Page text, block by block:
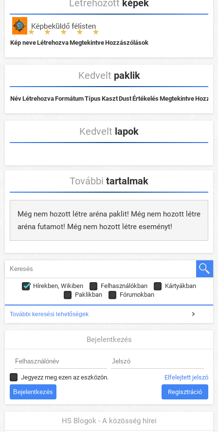
Létrehozott képek
Kép neveLétrehozvaMegtekintveHozzászólások
Kedvelt paklik
NévLétrehozvaFormátumTípusKasztDustÉrtékelésMegtekintve
Kedvelt lapok
További tartalmak
Még nem hozott létre aréna paklit! Még nem hozott létre
aréna futamot! Még nem hozott létre eseményt!
Hírekben, Wikiben Felhasználókban
Kártyákban
Paklikban
Fórumokban
További keresési lehetőségek
Bejelentkezés
Jegyezz meg ezen az eszközön. Elfelejtett jelszó
Regisztráció
HS Blogok - A közösség hírei